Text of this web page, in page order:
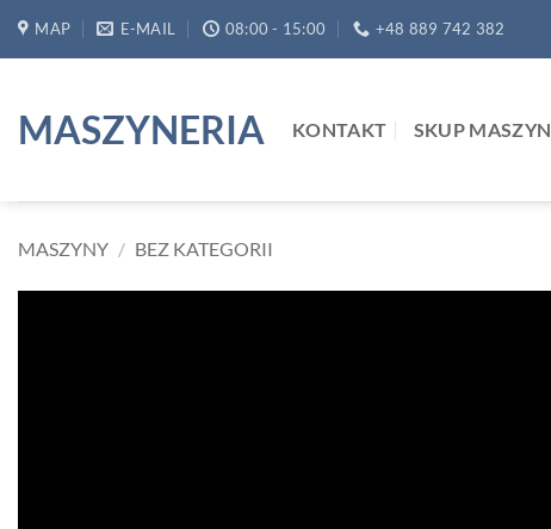
MAP E-MAIL 08:00 - 15:00 +48 889 742 382
MASZYNERIA KONTAKT SKUP MASZYN
MASZYNY / BEZ KATEGORII